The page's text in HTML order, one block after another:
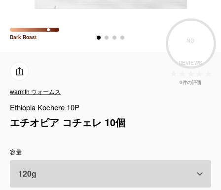
アクセサリ
CFFBNS
リキッド
特集
コーヒーのサブスク
Dark Roast NO
REVIEWS
0件の評価
warmth ウォームス
Ethiopia Kochere 10P
エチオピア コチェレ 10個
容量